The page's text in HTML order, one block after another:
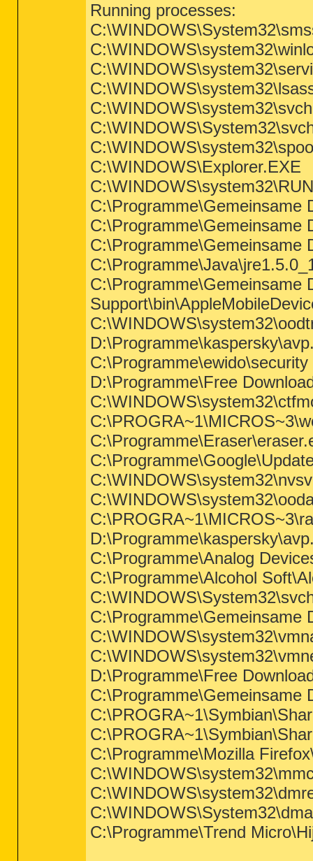
Running processes:
C:\WINDOWS\Explorer.EXE
C:\Programme\Gemeinsame
C:\Programme\Gemeinsame
C:\Programme\Gemeinsame
C:\Programme\Gemeinsame
D:\Programme\Free
C:\Programme\Analog
C:\Programme\Alcohol
C:\Programme\Gemeinsame
D:\Programme\Free
C:\Programme\Gemeinsame
C:\Programme\Mozilla
C:\Programme\Trend